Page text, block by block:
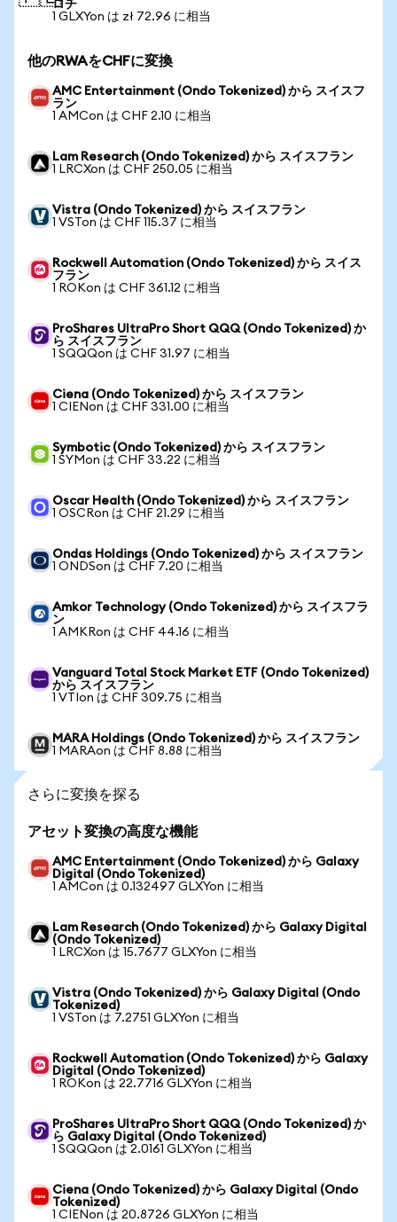
ロチ
1 GLXYon は zł 72.96 に相当
他のRWAをCHFに変換
AMC Entertainment (Ondo Tokenized) から スイスフ
ラン
1 AMCon は CHF 2.10 に相当
Lam Research (Ondo Tokenized) から スイスフラン
1 LRCXon は CHF 250.05 に相当
Vistra (Ondo Tokenized) から スイスフラン
1 VSTon は CHF 115.37 に相当
Rockwell Automation (Ondo Tokenized) から スイス
フラン
1 ROKon は CHF 361.12 に相当
ProShares UltraPro Short QQQ (Ondo Tokenized) か
ら スイスフラン
1 SQQQon は CHF 31.97 に相当
Ciena (Ondo Tokenized) から スイスフラン
1 CIENon は CHF 331.00 に相当
Symbotic (Ondo Tokenized) から スイスフラン
1 SYMon は CHF 33.22 に相当
Oscar Health (Ondo Tokenized) から スイスフラン
1 OSCRon は CHF 21.29 に相当
Ondas Holdings (Ondo Tokenized) から スイスフラン
1 ONDSon は CHF 7.20 に相当
Amkor Technology (Ondo Tokenized) から スイスフラ
ン
1 AMKRon は CHF 44.16 に相当
Vanguard Total Stock Market ETF (Ondo Tokenized)
から スイスフラン
1 VTIon は CHF 309.75 に相当
MARA Holdings (Ondo Tokenized) から スイスフラン
1 MARAon は CHF 8.88 に相当
さらに変換を探る
アセット変換の高度な機能
AMC Entertainment (Ondo Tokenized) から Galaxy
Digital (Ondo Tokenized)
1 AMCon は 0.132497 GLXYon に相当
Lam Research (Ondo Tokenized) から Galaxy Digital
(Ondo Tokenized)
1 LRCXon は 15.7677 GLXYon に相当
Vistra (Ondo Tokenized) から Galaxy Digital (Ondo
Tokenized)
1 VSTon は 7.2751 GLXYon に相当
Rockwell Automation (Ondo Tokenized) から Galaxy
Digital (Ondo Tokenized)
1 ROKon は 22.7716 GLXYon に相当
ProShares UltraPro Short QQQ (Ondo Tokenized) か
ら Galaxy Digital (Ondo Tokenized)
1 SQQQon は 2.0161 GLXYon に相当
Ciena (Ondo Tokenized) から Galaxy Digital (Ondo
Tokenized)
1 CIENon は 20.8726 GLXYon に相当